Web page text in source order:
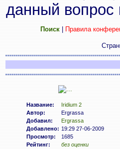
данный вопрос
Поиск| Правила
Название:
Iridium 2
Автор:
Ergrassa
Добавил:
Ergrassa
Добавлено: 19:29 27-06-2009
Просмотр:
1685
Рейтинг:
без оценки